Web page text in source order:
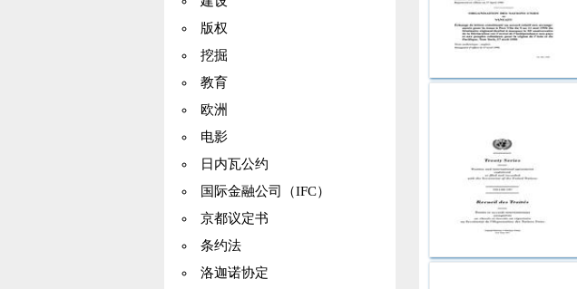
版权
挖掘
教育
欧洲
电影
日内瓦公约
国际金融公司（IFC）
京都议定书
条约法
洛迦诺协定